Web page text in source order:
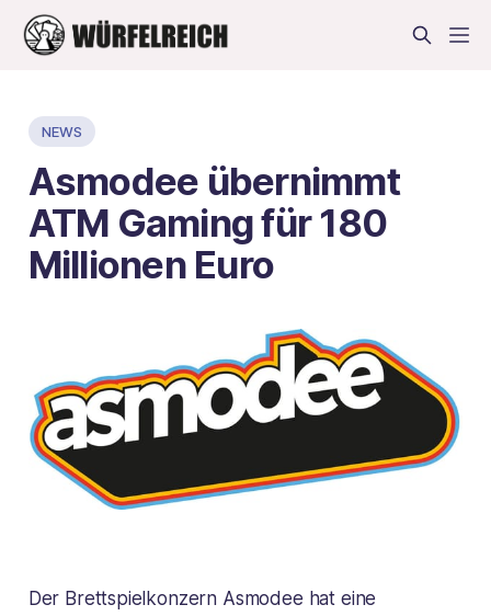
NEWS
Asmodee übernimmt
ATM Gaming für 180
Millionen Euro
Der Brettspielkonzern Asmodee hat eine